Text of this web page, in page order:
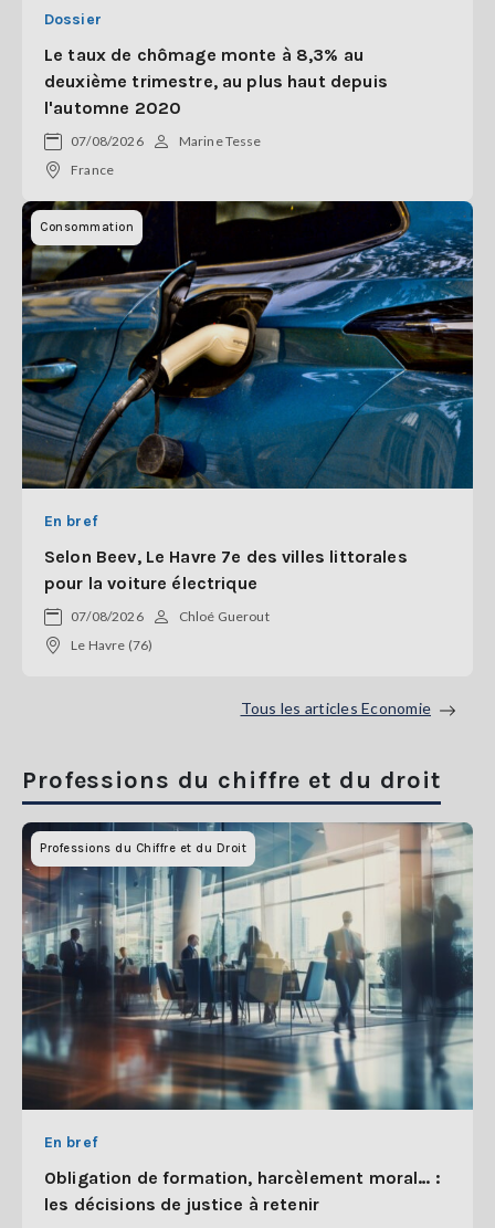
Dossier
Le taux de chômage monte à 8,3% au
deuxième trimestre, au plus haut depuis
l'automne 2020
07/08/2026
Marine Tesse
France
Consommation
En bref
Selon Beev, Le Havre 7e des villes littorales
pour la voiture électrique
07/08/2026
Chloé Guerout
Le Havre (76)
Tous les articles Economie
Professions du chiffre et du droit
Professions du Chiffre et du Droit
En bref
Obligation de formation, harcèlement moral… :
les décisions de justice à retenir